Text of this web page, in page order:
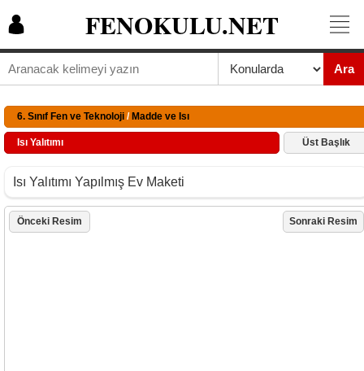
FENOKULU.NET
Ara
6. Sınıf Fen ve Teknoloji / Madde ve Isı
Isı Yalıtımı Üst Başlık
Isı Yalıtımı Yapılmış Ev Maketi
Önceki Resim Sonraki Resim